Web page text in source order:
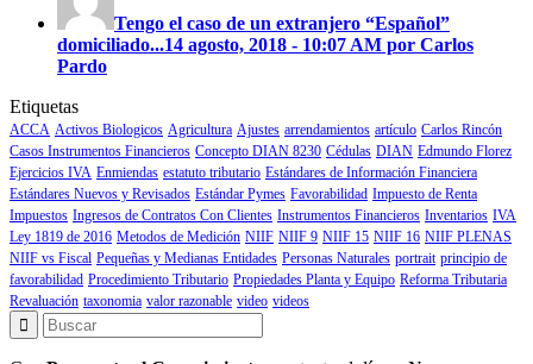
Tengo el caso de un extranjero “Español”
domiciliado...14 agosto, 2018 - 10:07 AM por Carlos
Pardo
Etiquetas
ACCA Activos Biologicos Agricultura Ajustes arrendamientos artículo Carlos Rincón
Casos Instrumentos Financieros Concepto DIAN 8230 Cédulas DIAN Edmundo Florez
Ejercicios IVA Enmiendas estatuto tributario Estándares de Información Financiera
Estándares Nuevos y Revisados Estándar Pymes Favorabilidad Impuesto de Renta
Impuestos Ingresos de Contratos Con Clientes Instrumentos Financieros Inventarios IVA
Ley 1819 de 2016 Metodos de Medición NIIF NIIF 9 NIIF 15 NIIF 16 NIIF PLENAS
NIIF vs Fiscal Pequeñas y Medianas Entidades Personas Naturales portrait principio de
favorabilidad Procedimiento Tributario Propiedades Planta y Equipo Reforma Tributaria
Revaluación taxonomia valor razonable video videos